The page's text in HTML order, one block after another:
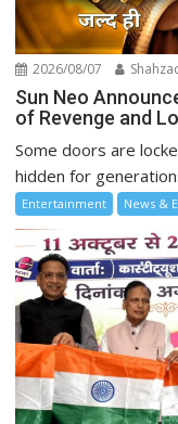
2026/08/07
Sun Neo
of Revenge and
Some doors are
hidden for
Entertainment News &